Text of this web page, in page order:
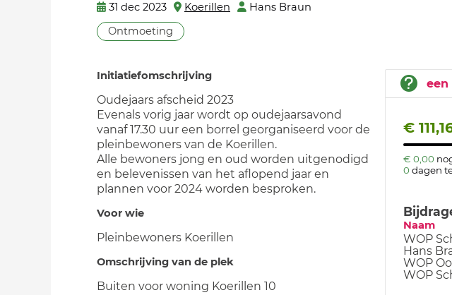
31 dec 2023 Koerillen
Hans Braun
Ontmoeting
een
€
€ 0,00
0 dagen
Naam
WOP
Hans
WOP
WOP
Initiatiefomschrijving
Oudejaars afscheid 2023
Evenals vorig jaar wordt op oudejaarsavond
vanaf 17.30 uur een borrel georganiseerd voor de
pleinbewoners van de Koerillen.
Alle bewoners jong en oud worden uitgenodigd
en belevenissen van het aflopend jaar en
plannen voor 2024 worden besproken.
Voor wie
Pleinbewoners Koerillen
Omschrijving van de plek
Buiten voor woning Koerillen 10